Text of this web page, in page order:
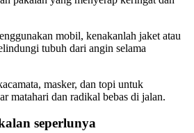
mobil, kenakanlah jaket atau
tubuh dari angin selama
masker, dan topi untuk
matahari dan radikal bebas di jalan.
seperlunya